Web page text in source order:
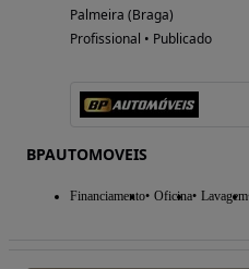
Palmeira (Braga)
Profissional • Publicado
BPAUTOMOVEIS
Financiamento Oficina Lavagem